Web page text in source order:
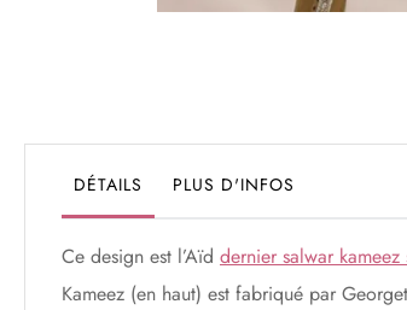
la
Galerie
d’images
DÉTAILS PLUS D'INFOS
Ce design est l’Aïd dernier salwar
Kameez (en haut) est fabriqué par